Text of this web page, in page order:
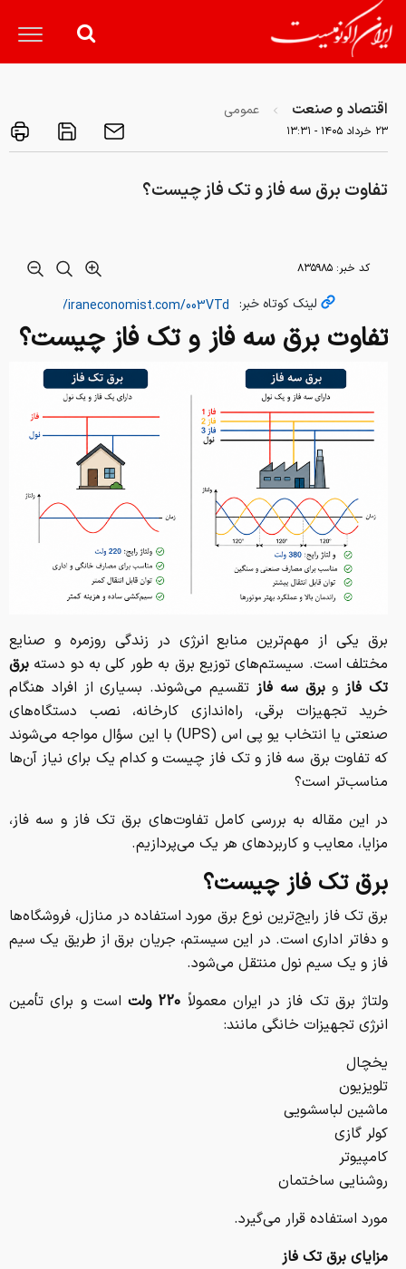
اقتصاد و صنعت عمومی
۲۳ خرداد ۱۴۰۵ - ۱۳:۳۱
تفاوت برق سه فاز و تک فاز چیست؟
کد خبر: ۸۳۵۹۸۵
لینک کوتاه خبر:
تفاوت برق سه فاز و تک فاز چیست؟
برق یکی از مهم‌ترین منابع انرژی در زندگی روزمره و صنایع
مختلف است. سیستم‌های توزیع برق به طور کلی به دو دسته برق
تک فاز وبرق سه فاز تقسیم می‌شوند. بسیاری از افراد هنگام
خرید تجهیزات برقی، راه‌اندازی کارخانه، نصب دستگاه‌های
صنعتی یا انتخاب یو پی اس (UPS) با این سؤال مواجه می‌شوند
که تفاوت برق سه فاز و تک فاز چیست و کدام یک برای نیاز آن‌ها
مناسب‌تر است؟
در این مقاله به بررسی کامل تفاوت‌های برق تک فاز و سه فاز،
مزایا، معایب و کاربردهای هر یک می‌پردازیم.
برق تک فاز چیست؟
برق تک فاز رایج‌ترین نوع برق مورد استفاده در منازل، فروشگاه‌ها
و دفاتر اداری است. در این سیستم، جریان برق از طریق یک سیم
فاز و یک سیم نول منتقل می‌شود.
ولتاژ برق تک فاز در ایران معمولاً 220 ولت
است و برای تأمین
انرژی تجهیزات خانگی مانند:
یخچال
تلویزیون
ماشین لباسشویی
کولر گازی
کامپیوتر
روشنایی ساختمان
مورد استفاده قرار می‌گیرد.
مزایای برق تک فاز